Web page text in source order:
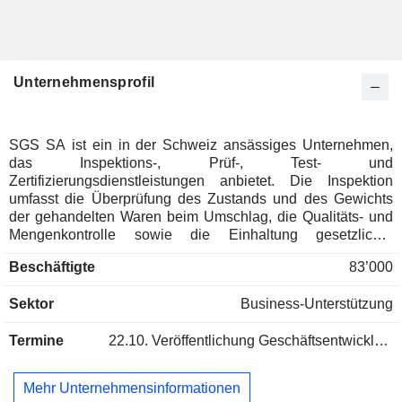
Unternehmensprofil
SGS SA ist ein in der Schweiz ansässiges Unternehmen,
das Inspektions-, Prüf-, Test- und
Zertifizierungsdienstleistungen anbietet. Die Inspektion
umfasst die Überprüfung des Zustands und des Gewichts
der gehandelten Waren beim Umschlag, die Qualitäts- und
Mengenkontrolle sowie die Einhaltung gesetzlicher
Netzwerk von Prüfeinrichtungen erbracht und prüfen die
Gesundheits-, Sicherheits- und gesetzlichen Standards.
Systeme oder Dienstleistungen entweder mit nationalen
vom Kunden definierten Standards übereinstimmen. Die
Verifizierung konzentriert sich darauf, sicherzustellen, dass
Beschäftigte 83’000
Sektor Business-Unterstützung
Termine 22.10. Veröffentlichung Geschäftsentwicklung - Q3 2026
Mehr Unternehmensinformationen